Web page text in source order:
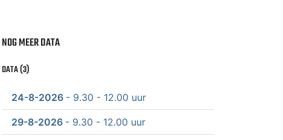
NOG MEER DATA
DATA (3)
24-8-2026 - 9.30 - 12.00 uur
29-8-2026 - 9.30 - 12.00 uur